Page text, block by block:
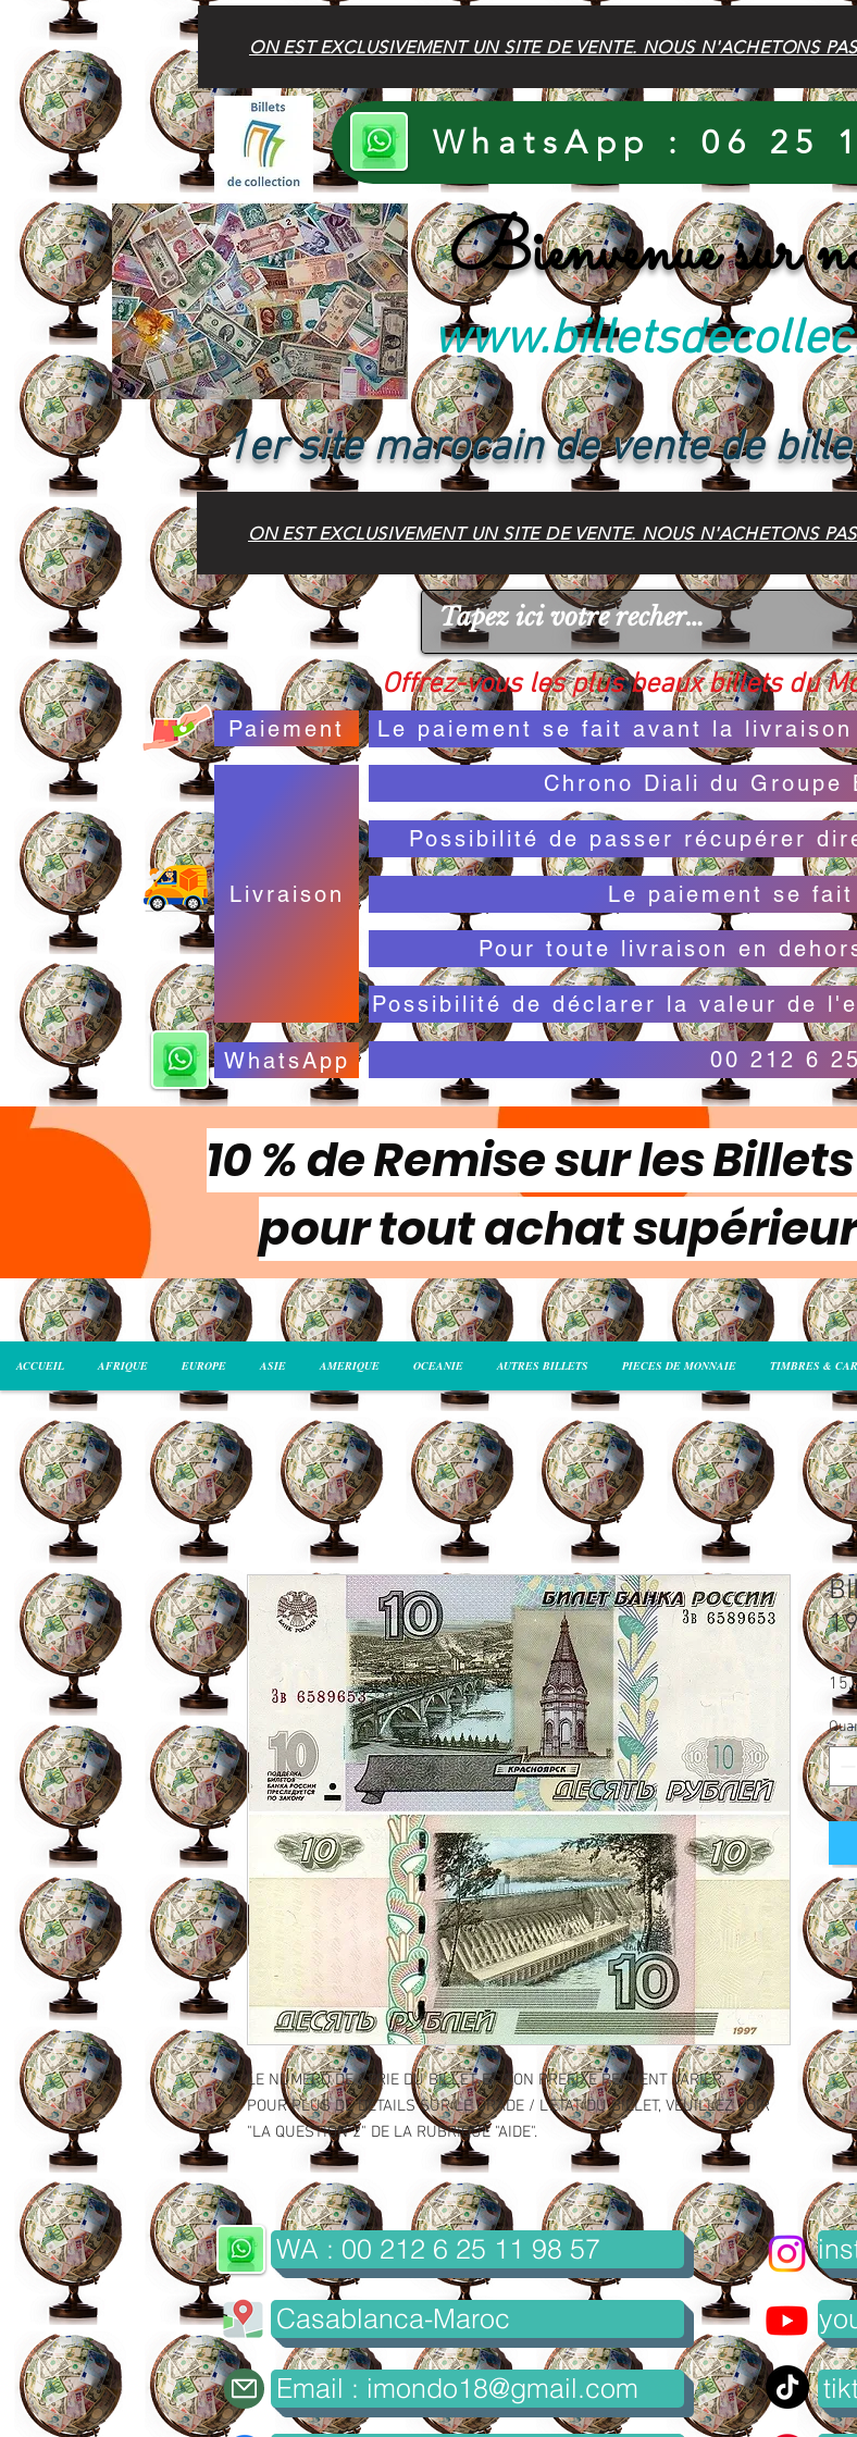
ON EST EXCLUSIVEMENT UN SITE DE VENTE. NOUS N'ACHETONS
WhatsApp : 06 25
Bienvenue sur
1er site marocain de vente de
ON EST EXCLUSIVEMENT UN SITE DE VENTE. NOUS N'ACHETONS
Offrez-vous les plus beaux billets du
Paiement Le paiement se fait avant la
Livraison
Chrono Diali du Groupe
Possibilité de passer récupérer
Le paiement se
Pour toute livraison en
WhatsApp 00 212 6
10 % de Remise sur les
pour tout achat
ACCUEIL AFRIQUE EUROPE ASIE AMERIQUE OCEANIE AUTRES BILLETS PIECES DE MONNAIE TIMBRES &
LE NUMERO DE SERIE DU BILLET ET SON PREFIXE PEUVENT VARIER.
POUR PLUS DE DETAILS SUR LE GRADE / L'ETAT DU BILLET, VEUILLEZ VOIR
"LA QUESTION 2" DE LA RUBRIQUE "AIDE".
WA : 00 212 6 25 11 98 57
Casablanca-Maroc
Email : imondo18@gmail.com